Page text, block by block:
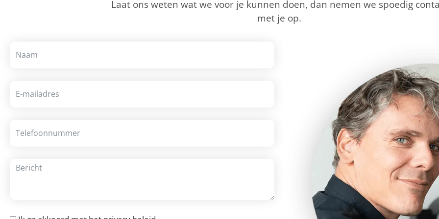
Laat ons weten wat we voor je kunnen doen, dan nemen we spoedig
met je op.